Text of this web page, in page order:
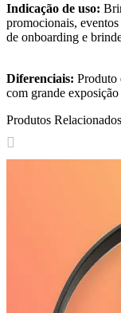
Indicação de uso:
promocionais,
de onboarding e
Diferenciais: Produto
com grande
Produtos Relacionados